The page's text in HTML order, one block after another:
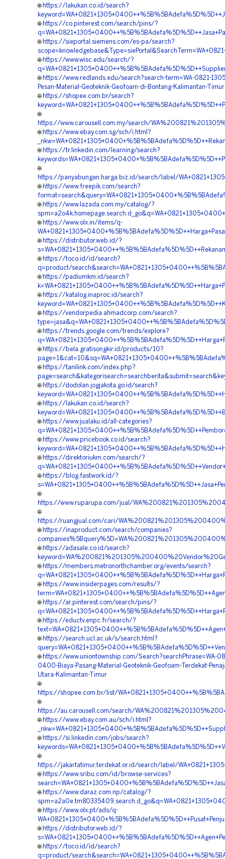
🌐 https://lakukan.co.id/search?
🌐 https://co.pinterest.com/search/pins/?
🌐 https://sieportal.siemens.com/es-pa/search?
🌐 https://www.wisc.edu/search/?
🌐 https://www.redlands.edu/search?search-term=WA-0821-
Pesan-Material-Geoteknik-Geofoam-di-Bontang-Kalimantan-Timur
🌐 https://shopee.com.br/search?
🌐
https://www.carousell.com.my/search/
🌐 https://www.ebay.com.sg/sch/i.html?
🌐 https://tr.linkedin.com/learning/search?
🌐
https://panyabungan.harga.biz.id/search/label/
🌐 https://www.freepik.com/search?
🌐 https://www.lazada.com.my/catalog/?
🌐 https://www.olx.in/items/q-
🌐 https://distributor.web.id/?
🌐 https://toco.id/id/search?
q=product/
🌐 https://padiumkm.id/search?
🌐 https://katalog.inaproc.id/search?
🌐 https://vendorpedia.ahmadcorp.com/search?
🌐 https://trends.google.com/trends/explore?
🌐 https://bela.gratisongkir.id/products/10?
🌐 https://tanilink.com/index.php?
🌐 https://dodolan.jogjakota.go.id/search?
🌐 https://lakukan.co.id/search?
🌐 https://www.jualaku.id/all-categories?
🌐 https://www.pricebook.co.id/search?
🌐 https://direktoriukm.com/search/?
🌐 https://blog.fastwork.id/?
🌐
https://www.ruparupa.com/jual/
🌐
https://ruangjual.com/cari/
🌐 https://inaproduct.com/search/companies?
🌐 https://adasale.co.id/search?
🌐 https://members.metronorthchamber.org/events/search?
🌐 https://www.insiderpages.com/results/?
🌐 https://ar.pinterest.com/search/pins/?
🌐 https://eductv.enpc.fr/search/?
🌐 https://search.ucl.ac.uk/s/search.html?
🌐 https://www.uniontownship.com/Search?searchPhrase=WA-
0400-Biaya-Pasang-Material-Geoteknik-Geofoam-Terdekat-
Utara-Kalimantan-Timur
🌐
https://shopee.com.br/list/
🌐
https://au.carousell.com/search/
🌐 https://www.ebay.com.au/sch/i.html?
🌐 https://si.linkedin.com/jobs/search?
🌐
https://jakartatimur.terdekat.or.id/search/label/
🌐 https://www.sribu.com/id/browse-services?
🌐 https://www.daraz.com.np/catalog/?
🌐 https://www.olx.pt/ads/q-
🌐 https://distributor.web.id/?
🌐 https://toco.id/id/search?
q=product/